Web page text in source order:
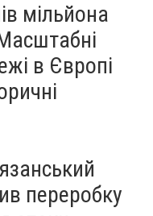
мільйона
в Європі
переробку